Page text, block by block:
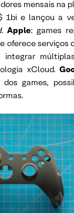
mensais na
1bi e lançou a
. Apple: games
oferece serviços
xCloud.
games,